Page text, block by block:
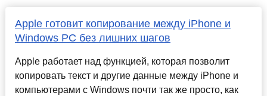
Apple готовит копирование между iPhone и
Windows PC без лишних шагов
Apple работает над функцией, которая позволит
копировать текст и другие данные между iPhone и
компьютерами с Windows почти так же просто, как